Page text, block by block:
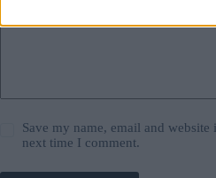
Save my name, email and
next time I comment.